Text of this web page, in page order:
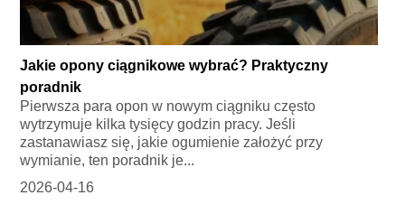
Jakie opony ciągnikowe wybrać? Praktyczny
poradnik
Pierwsza para opon w nowym ciągniku często
wytrzymuje kilka tysięcy godzin pracy. Jeśli
zastanawiasz się, jakie ogumienie założyć przy
wymianie, ten poradnik je...
2026-04-16